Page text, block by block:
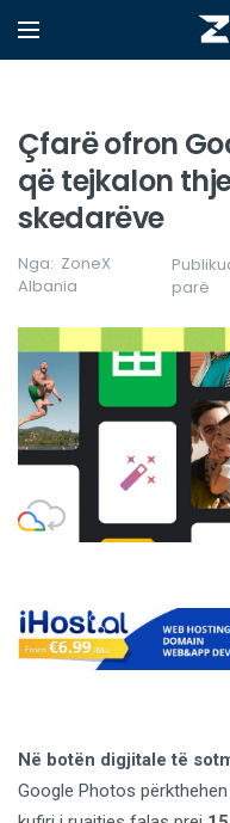
Çfarë ofron
që tejkalon
skedarëve
Nga: ZoneX
Albania
parë
Në botën digjitale të
Google Photos